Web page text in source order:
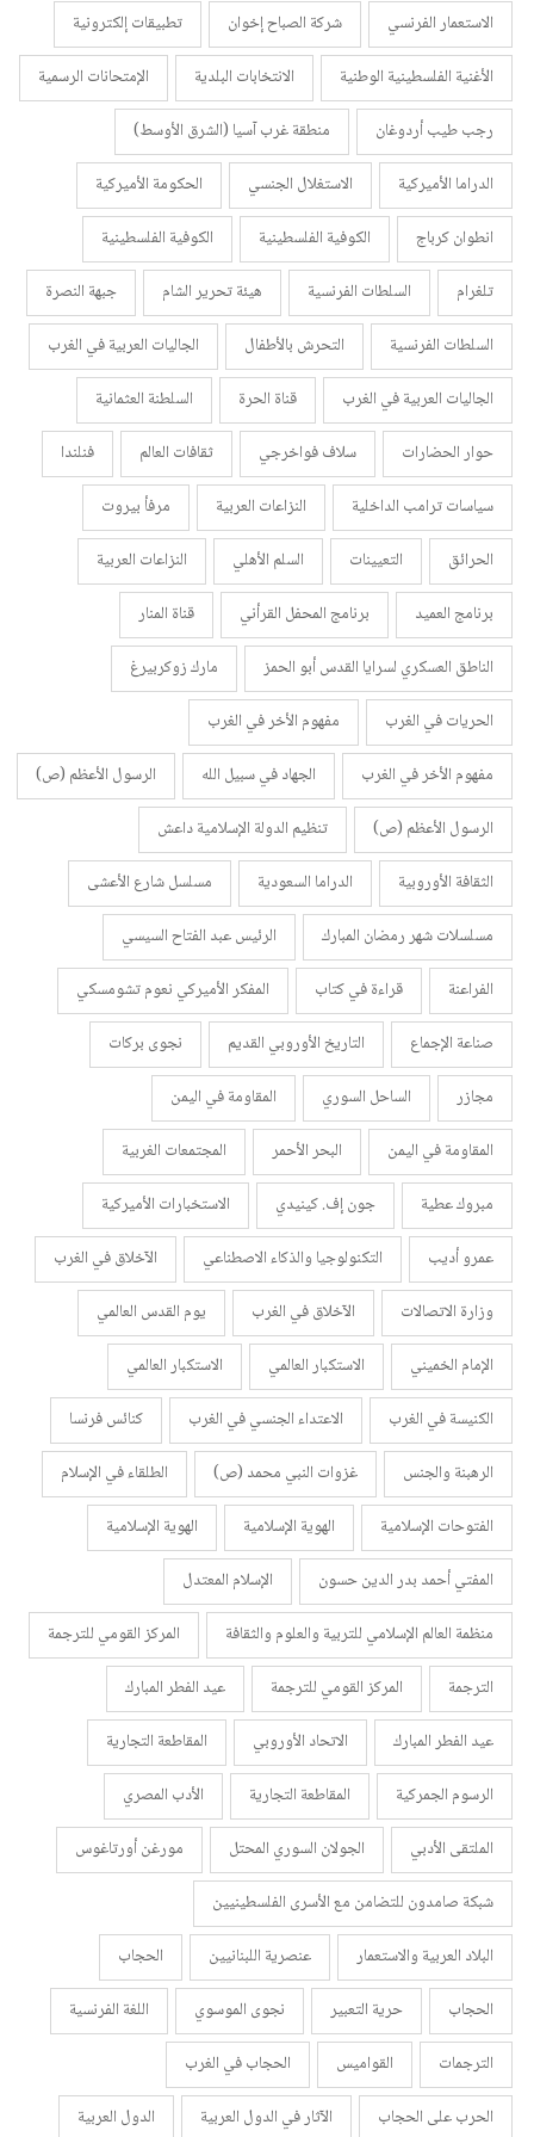
الاستعمار الفرنسي
شركة الصباح إخوان
تطبيقات إلكترونية
الأغنية الفلسطينية الوطنية
الانتخابات البلدية
الإمتحانات الرسمية
رجب طيب أردوغان
منطقة غرب آسيا (الشرق الأوسط)
الدراما الأميركية
الاستغلال الجنسي
الحكومة الأميركية
انطوان كرباج
الكوفية الفلسطينية
الكوفية الفلسطينية
تلغرام
السلطات الفرنسية هيئة تحرير الشام
جبهة النصرة
السلطات الفرنسية
التحرش بالأطفال
الجاليات العربية في الغرب
الجاليات العربية في الغرب
قناة الحرة
السلطنة العثمانية
حوار الحضارات
سلاف فواخرجي ثقافات العالم
فنلندا
سياسات ترامب الداخلية
النزاعات العربية
مرفأ بيروت
الحرائق
التعيينات السلم الأهلي
النزاعات العربية
برنامج العميد
برنامج المحفل القرأني
قناة المنار
الناطق العسكري لسرايا القدس أبو الحمز
مارك زوكربيرغ
الحريات في الغرب
مفهوم الأخر في الغرب
مفهوم الأخر في الغرب
الجهاد في سبيل الله
الرسول الأعظم (ص)
الرسول الأعظم (ص)
تنظيم الدولة الإسلامية داعش
الثقافة الأوروبية
الدراما السعودية
مسلسل شارع الأعشى
مسلسلات شهر رمضان المبارك
الرئيس عبد الفتاح السيسي
الفراعنة
قراءة في كتاب
المفكر الأميركي نعوم تشومسكي
صناعة الإجماع
التاريخ الأوروبي القديم
نجوى بركات
مجازر
الساحل السوري
المقاومة في اليمن
المقاومة في اليمن
البحر الأحمر
المجتمعات الغربية
مبروك عطية
جون إف. كينيدي
الاستخبارات الأميركية
عمرو أديب
التكنولوجيا والذكاء الاصطناعي
الآخلاق في الغرب
وزارة الاتصالات
الآخلاق في الغرب
يوم القدس العالمي
الإمام الخميني
الاستكبار العالمي
الاستكبار العالمي
الكنيسة في الغرب
الاعتداء الجنسي في الغرب
كنائس فرنسا
الرهبنة والجنس
غزوات النبي محمد (ص)
الطلقاء في الإسلام
الفتوحات الإسلامية
الهوية الإسلامية
الهوية الإسلامية
المفتي أحمد بدر الدين حسون
الإسلام المعتدل
منظمة العالم الإسلامي للتربية والعلوم والثقافة
المركز القومي للترجمة
الترجمة
المركز القومي للترجمة
عيد الفطر المبارك
عيد الفطر المبارك
الاتحاد الأوروبي
المقاطعة التجارية
الرسوم الجمركية
المقاطعة التجارية
الأدب المصري
الملتقى الأدبي
الجولان السوري المحتل
مورغن أورتاغوس
شبكة صامدون للتضامن مع الأسرى الفلسطينيين
البلاد العربية والاستعمار
عنصرية اللبنانيين
الحجاب
الحجاب
حرية التعبير نجوى الموسوي
اللغة الفرنسية
الترجمات
القواميس
الحجاب في الغرب
الحرب على الحجاب
الآثار في الدول العربية الدول العربية